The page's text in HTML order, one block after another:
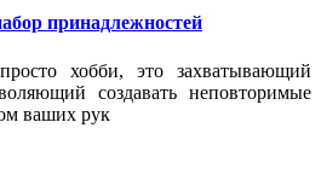
принадлежностей
хобби, это захватывающий
создавать неповторимые
ваших рук